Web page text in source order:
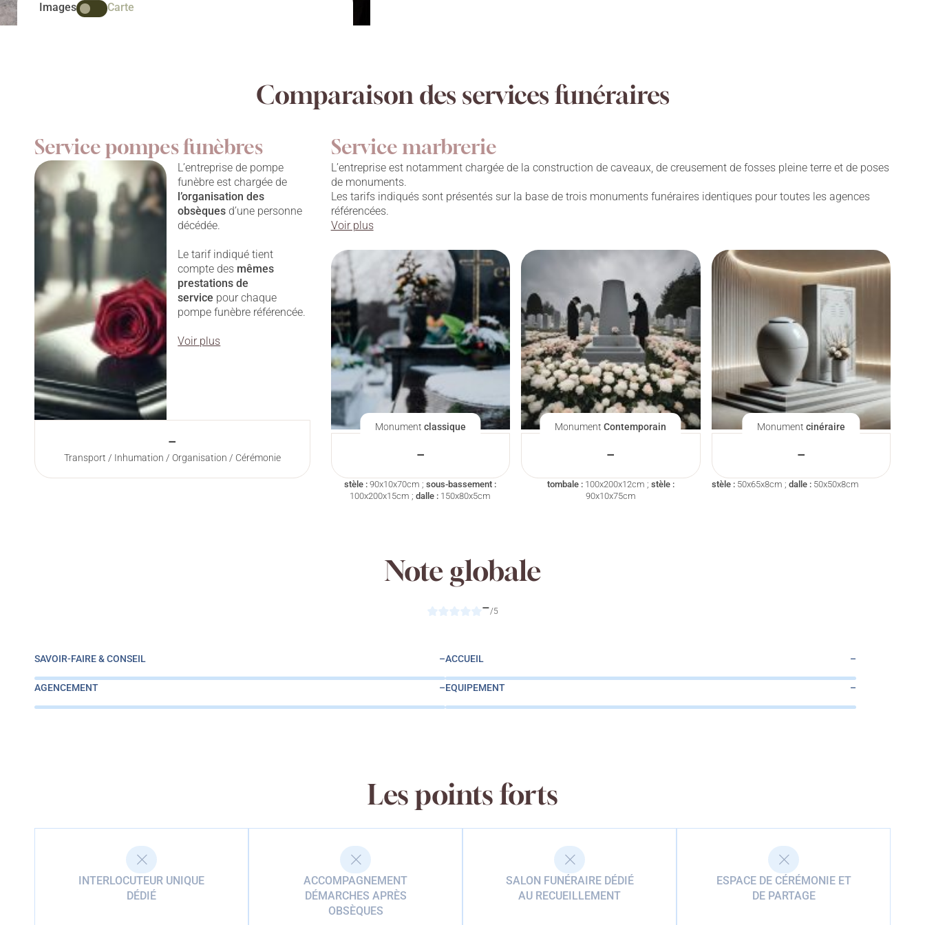
Images Carte
Comparaison des services funéraires
Service pompes funèbres
L’entreprise de pompe
funèbre est chargée de
l’organisation des
obsèques d’une personne
décédée.
Le tarif indiqué tient
compte des mêmes
prestationsde
service pour chaque
pompe funèbre référencée.
Voir plus
–
Transport / Inhumation / Organisation / Cérémonie
Service marbrerie
L’entreprise est notamment chargée de la construction de caveaux, de creusement de fosses pleine terre et de poses
de monuments.
Les tarifs indiqués sont présentés sur la base de trois monuments funéraires identiques pour toutes les agences
référencées.
Voir plus
Monument classique
–
stèle : 90x10x70cm ;sous-bassement :
100x200x15cm ;dalle : 150x80x5cm
MonumentContemporain
–
tombale :100x200x12cm ; stèle :
90x10x75cm
Monument cinéraire
–
stèle :50x65x8cm ; dalle :50x50x8cm
Note globale
–/5
SAVOIR-FAIRE & CONSEIL –ACCUEIL –
AGENCEMENT –EQUIPEMENT –
Les points forts
INTERLOCUTEUR UNIQUE
DÉDIÉ
ACCOMPAGNEMENT
DÉMARCHES APRÈS
OBSÈQUES
SALON FUNÉRAIRE DÉDIÉ
AU RECUEILLEMENT
ESPACE DE CÉRÉMONIE ET
DE PARTAGE